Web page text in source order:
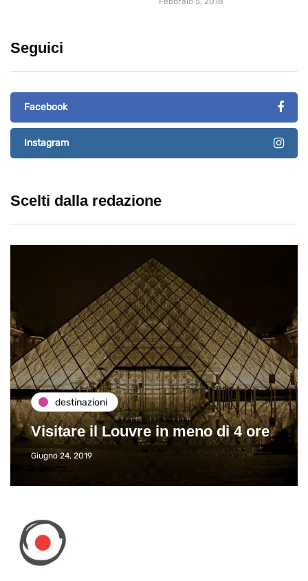
Seguici
Facebook
Instagram
Scelti dalla redazione
destinazioni
Visitare il Louvre in meno di 4 ore
Giugno 24, 2019